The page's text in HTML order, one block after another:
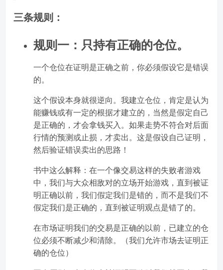
三条规则：
规则一：只持有正确的仓位。
一个仓位在证明是正确之前，你必须假设它是错误
的。
这个假设本身就很逆向。我建立仓位，肯定是认为
能赚钱或有一定的根据才建立的，当然是假定自己
是正确的，才会拿钱买入。如果走势不符合对后面
行情的预测或止损，才卖出。这是假设自己证明，
然后验证错误卖出的思路！
书中这么解释：在一个像交易这样的失败者游戏
中，我们与大众相敌对的立场开始游戏，直到被证
明正确以前，我们假定我们是错的，而不是我们不
假定我们是正确的，直到被证明观点是错了的。
在市场证明我们的交易是正确的以前，已建立的仓
位必须不断减少和清除。（我们允许市场去证明正
确的仓位）